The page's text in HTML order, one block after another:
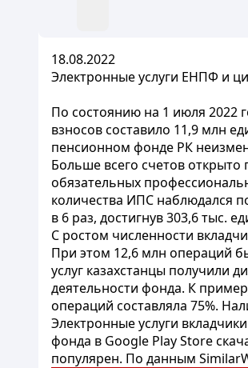
18.08.2022
Электронные услуги ЕНПФ и
По состоянию на 1 июля 2022
взносов составило 11,9 млн
пенсионном фонде РК
Больше всего счетов
обязательных
количества ИПС наблюдался
в 6 раз, достигнув 303,6 тыс.
С ростом численности
При этом 12,6 млн операций
услуг казахстанцы получили
деятельности фонда. К
операций составляла 75%.
Электронные услуги
фонда в Google Play Store
популярен. По данным